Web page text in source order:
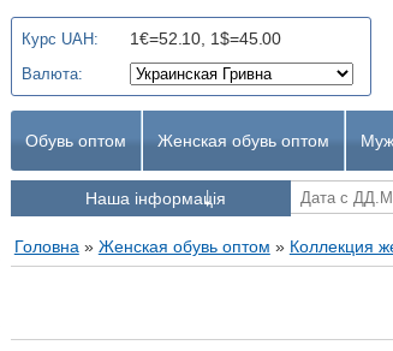
Курс UAH: 1€=52.10, 1$=45.00
Валюта:
Обувь оптом Женская обувь оптом
Наша інформація
Головна » Женская обувь оптом » Коллекция